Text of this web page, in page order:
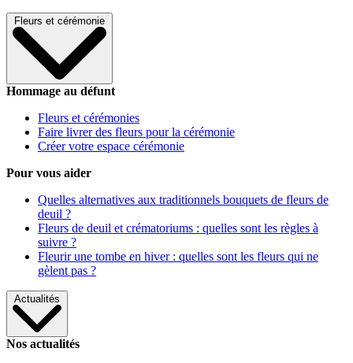
Fleurs et cérémonie
Hommage au défunt
Fleurs et cérémonies
Faire livrer des fleurs pour la cérémonie
Créer votre espace cérémonie
Pour vous aider
Quelles alternatives aux traditionnels bouquets de fleurs de
deuil ?
Fleurs de deuil et crématoriums : quelles sont les règles à
suivre ?
Fleurir une tombe en hiver : quelles sont les fleurs qui ne
gèlent pas ?
Actualités
Nos actualités